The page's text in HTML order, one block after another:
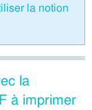
la notion
la
à imprimer